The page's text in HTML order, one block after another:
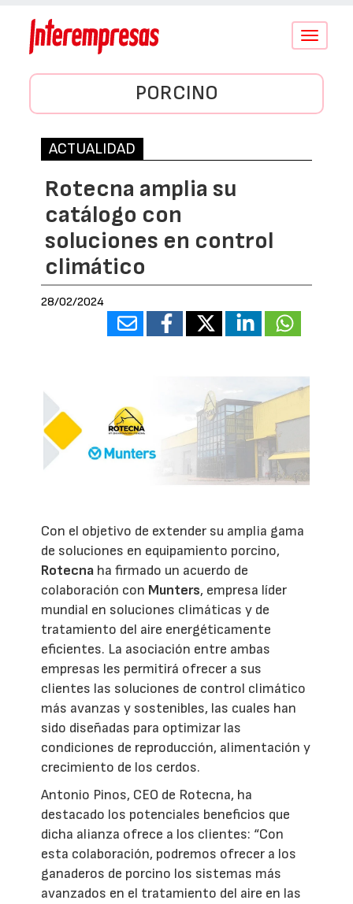
Conmutar
PORCINO
ACTUALIDAD
Rotecna amplia su
catálogo con
soluciones en control
climático
28/02/2024
Con el objetivo de extender su amplia gama
de soluciones en equipamiento porcino,
Rotecna ha firmado un acuerdo de
colaboración con Munters, empresa líder
mundial en soluciones climáticas y de
tratamiento del aire energéticamente
eficientes. La asociación entre ambas
empresas les permitirá ofrecer a sus
clientes las soluciones de control climático
más avanzas y sostenibles, las cuales han
sido diseñadas para optimizar las
condiciones de reproducción, alimentación y
crecimiento de los cerdos.
Antonio Pinos, CEO de Rotecna, ha
destacado los potenciales beneficios que
dicha alianza ofrece a los clientes: “Con
esta colaboración, podremos ofrecer a los
ganaderos de porcino los sistemas más
avanzados en el tratamiento del aire en las